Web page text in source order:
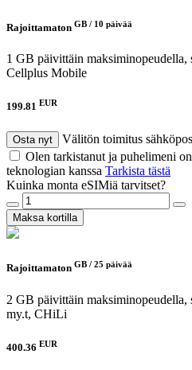
Rajoittamaton GB / 10 päivää
1 GB päivittäin maksiminopeudella,
Cellplus Mobile
199.81 EUR
Osta nyt
Välitön toimitus
Olen tarkistanut ja puhelimeni
teknologian kanssa Tarkista tästä
Kuinka monta eSIMiä tarvitset?
Maksa kortilla
Rajoittamaton GB / 25 päivää
2 GB päivittäin maksiminopeudella,
my.t, CHiLi
400.36 EUR